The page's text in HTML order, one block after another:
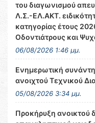
του διαγωνισμού
Λ.Σ.-ΕΛ.ΑΚΤ.
κατηγορίας έτους
Οδοντιάτρους και
06/08/2026 1:46 μμ.
Ενημερωτική
ανοιχτού Τεχνικού
05/08/2026 3:34 μμ.
Προκήρυξη ανοικτού